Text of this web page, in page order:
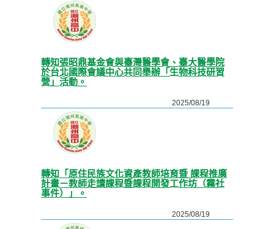
轉知張昭鼎基金會與臺灣醫學會、臺大醫學院
於台北國際會議中心共同舉辦「生物科技研習
營」活動。
2025/08/19
轉知「原住民族文化資產教師培育暨 課程推廣
計畫－教師走讀課程暨課程開發工作坊（霧社
事件）」。
2025/08/19